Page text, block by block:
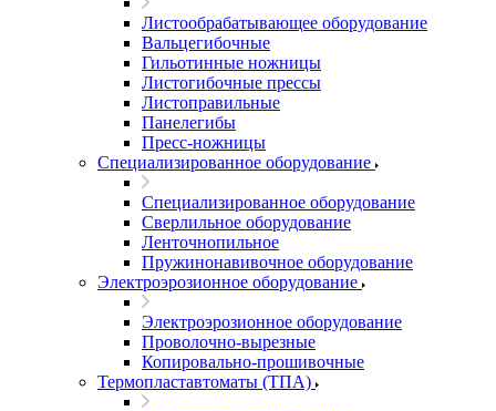
Листообрабатывающее оборудование
Вальцегибочные
Гильотинные ножницы
Листогибочные прессы
Листоправильные
Панелегибы
Пресс-ножницы
Специализированное оборудование
Специализированное оборудование
Сверлильное оборудование
Ленточнопильное
Пружинонавивочное оборудование
Электроэрозионное оборудование
Электроэрозионное оборудование
Проволочно-вырезные
Копировально-прошивочные
Термопластавтоматы (ТПА)